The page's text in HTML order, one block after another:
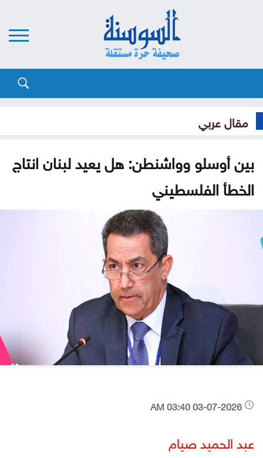
مقال عربي
بين أوسلو وواشنطن: هل يعيد لبنان انتاج
الخطأ الفلسطيني
عبد الحميد صيام